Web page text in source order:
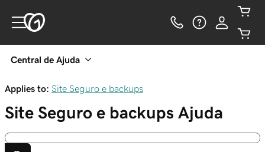
Central de Ajuda
Applies to: Site Seguro e backups
Site Seguro e backups Ajuda